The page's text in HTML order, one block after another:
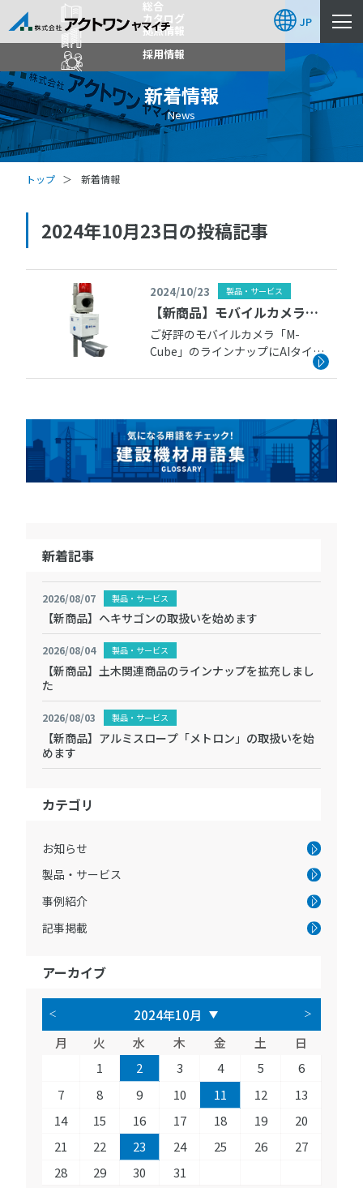
総合
カタログ
拠点情報
採用情報
JP
新着情報
News
トップ 新着情報
2024年10月23日の投稿記事
2024/10/23 製品・サービス
【新商品】モバイルカメラ
「M-Cube_AIタイプ」の取扱
いを始めました
ご好評のモバイルカメラ「M-
Cube」のラインナップにAIタイプ
を追加しました。 AI検知により、
の生産性が向上します。
■モバイルカメラ M […]
新着記事
2026/08/07 製品・サービス
【新商品】ヘキサゴンの取扱いを始めます
2026/08/04 製品・サービス
【新商品】土木関連商品のラインナップを拡充しまし
た
2026/08/03 製品・サービス
【新商品】アルミスロープ「メトロン」の取扱いを始
めます
カテゴリ
お知らせ
製品・サービス
事例紹介
記事掲載
アーカイブ
月 火 水 木 金 土
日
1
2 3 4 5
6
7
8 9 10 11 12
13
14
15 16 17 18 19
20
21
22 23 24 25 26
27
28
29 30 31